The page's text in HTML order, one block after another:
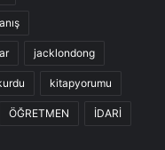
jacklondong
kitapyorumu
ÖĞRETMEN İDARİ